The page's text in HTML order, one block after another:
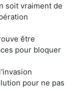
soit vraiment de
être
pour bloquer
pour ne pas